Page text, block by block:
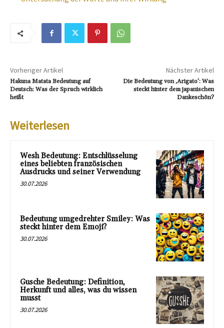
Vorheriger Artikel
Hakuna Matata Bedeutung auf
Deutsch: Was der Spruch wirklich
heißt
Nächster Artikel
Die Bedeutung von ‚Arigato‘: Was
steckt hinter dem japanischen
Dankeschön?
Weiterlesen
Wesh Bedeutung: Entschlüsselung
eines beliebten französischen
Ausdrucks und seiner Verwendung
30.07.2026
Bedeutung umgedrehter Smiley: Was
steckt hinter dem Emoji?
30.07.2026
Gusche Bedeutung: Definition,
Herkunft und alles, was du wissen
musst
30.07.2026